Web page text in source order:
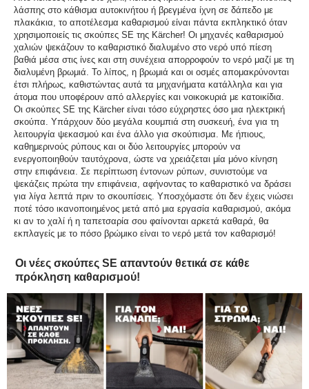
λάσπης στο κάθισμα αυτοκινήτου ή βρεγμένα ίχνη σε δάπεδο με
πλακάκια, το αποτέλεσμα καθαρισμού είναι πάντα εκπληκτικό όταν
χρησιμοποιείς τις σκούπες SE της Kärcher! Οι μηχανές καθαρισμού
χαλιών ψεκάζουν το καθαριστικό διαλυμένο στο νερό υπό πίεση
βαθιά μέσα στις ίνες και στη συνέχεια απορροφούν το νερό μαζί με τη
διαλυμένη βρωμιά. Το λίπος, η βρωμιά και οι οσμές απομακρύνονται
έτσι πλήρως, καθιστώντας αυτά τα μηχανήματα κατάλληλα και για
άτομα που υποφέρουν από αλλεργίες και νοικοκυριά με κατοικίδια.
Οι σκούπες SE της Kärcher είναι τόσο εύχρηστες όσο μια ηλεκτρική
σκούπα. Υπάρχουν δύο μεγάλα κουμπιά στη συσκευή, ένα για τη
λειτουργία ψεκασμού και ένα άλλο για σκούπισμα. Με ήπιους,
καθημερινούς ρύπους και οι δύο λειτουργίες μπορούν να
ενεργοποιηθούν ταυτόχρονα, ώστε να χρειάζεται μία μόνο κίνηση
στην επιφάνεια. Σε περίπτωση έντονων ρύπων, συνιστούμε να
ψεκάζεις πρώτα την επιφάνεια, αφήνοντας το καθαριστικό να δράσει
για λίγα λεπτά πριν το σκουπίσεις. Υποσχόμαστε ότι δεν έχεις νιώσει
ποτέ τόσο ικανοποιημένος μετά από μια εργασία καθαρισμού, ακόμα
κι αν το χαλί ή η ταπετσαρία σου φαίνονται αρκετά καθαρά, θα
εκπλαγείς με το πόσο βρώμικο είναι το νερό μετά τον καθαρισμό!
Οι νέες σκούπες SE απαντούν θετικά σε κάθε
πρόκληση καθαρισμού!